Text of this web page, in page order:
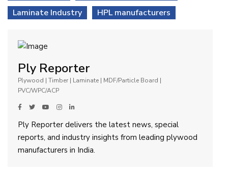
Laminate Industry
HPL manufacturers
Ply Reporter
Plywood | Timber | Laminate | MDF/Particle Board |
PVC/WPC/ACP
Ply Reporter delivers the latest news, special
reports, and industry insights from leading plywood
manufacturers in India.